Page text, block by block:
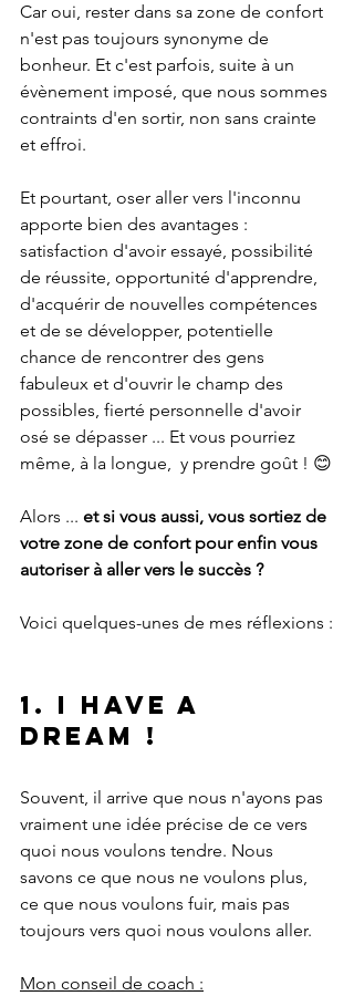
Car oui, rester dans sa zone de confort
n'est pas toujours synonyme de
bonheur. Et c'est parfois, suite à un
évènement imposé, que nous sommes
contraints d'en sortir, non sans crainte
et effroi.
Et pourtant, oser aller vers l'inconnu
apporte bien des avantages :
satisfaction d'avoir essayé, possibilité
de réussite, opportunité d'apprendre,
d'acquérir de nouvelles compétences
et de se développer, potentielle
chance de rencontrer des gens
fabuleux et d'ouvrir le champ des
possibles, fierté personnelle d'avoir
osé se dépasser ... Et vous pourriez
même, à la longue,  y prendre goût ! 😊
Alors ... et si vous aussi, vous sortiez de
votre zone de confort pour enfin vous
autoriser à aller vers le succès ?
Voici quelques-unes de mes réflexions :
1. I have a
dream !
Souvent, il arrive que nous n'ayons pas
vraiment une idée précise de ce vers
quoi nous voulons tendre. Nous
savons ce que nous ne voulons plus,
ce que nous voulons fuir, mais pas
toujours vers quoi nous voulons aller.
Mon conseil de coach :